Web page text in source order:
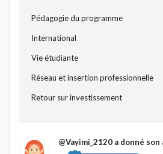
Pédagogie du programme
International
Vie étudiante
Réseau et insertion professionnelle
Retour sur investissement
@Vayimi_2120 a donné